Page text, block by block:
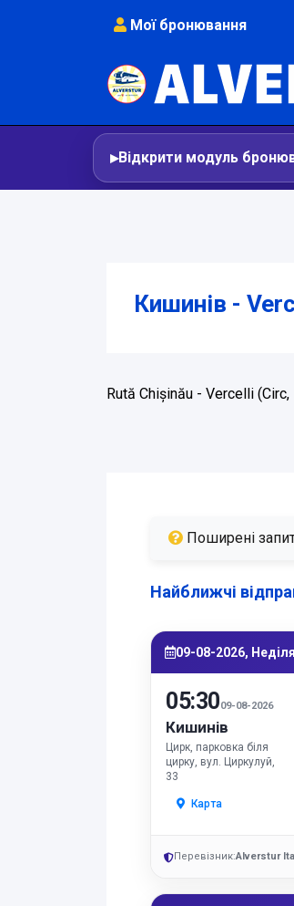
Мої бронювання
Відкрити модуль
Кишинів -
Rută Chișinău - Vercelli
Поширені
Найближчі
09-08-2026, Неділя
05:3009-08-2026
Кишинів
Цирк, парковка біля
цирку, вул. Циркулуй,
33
Карта
Перевізник:Alverstur